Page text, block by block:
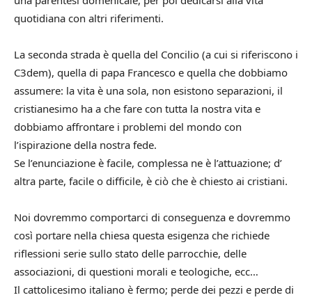
quotidiana con altri riferimenti.
La seconda strada è quella del Concilio (a cui si riferiscono i
C3dem), quella di papa Francesco e quella che dobbiamo
assumere: la vita è una sola, non esistono separazioni, il
cristianesimo ha a che fare con tutta la nostra vita e
dobbiamo affrontare i problemi del mondo con
l’ispirazione della nostra fede.
Se l’enunciazione è facile, complessa ne è l’attuazione; d’
altra parte, facile o difficile, è ciò che è chiesto ai cristiani.
Noi dovremmo comportarci di conseguenza e dovremmo
così portare nella chiesa questa esigenza che richiede
riflessioni serie sullo stato delle parrocchie, delle
associazioni, di questioni morali e teologiche, ecc…
Il cattolicesimo italiano è fermo; perde dei pezzi e perde di